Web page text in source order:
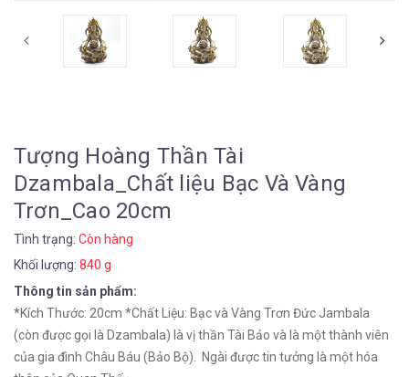
Tượng Hoàng Thần Tài
Dzambala_Chất liệu Bạc Và Vàng
Trơn_Cao 20cm
Tình trạng: Còn hàng
Khối lượng: 840 g
Thông tin sản phẩm:
*Kích Thước: 20cm *Chất Liệu: Bạc và Vàng Trơn Đức Jambala
(còn được gọi là Dzambala) là vị thần Tài Bảo và là một thành viên
của gia đình Châu Báu (Bảo Bộ). Ngài được tin tưởng là một hóa